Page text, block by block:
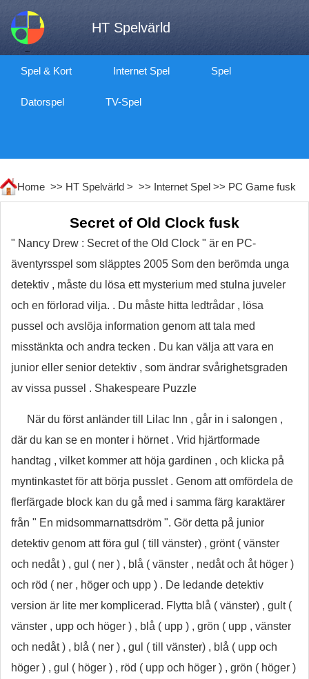
HT Spelvärld
Spel & Kort Internet Spel Spel
Datorspel TV-Spel
Home >> HT Spelvärld > >> Internet Spel >> PC Game fusk
Secret of Old Clock fusk
" Nancy Drew : Secret of the Old Clock " är en PC-
äventyrsspel som släpptes 2005 Som den berömda unga
detektiv , måste du lösa ett mysterium med stulna juveler
och en förlorad vilja. . Du måste hitta ledtrådar , lösa
pussel och avslöja information genom att tala med
misstänkta och andra tecken . Du kan välja att vara en
junior eller senior detektiv , som ändrar svårighetsgraden
av vissa pussel . Shakespeare Puzzle
När du först anländer till Lilac Inn , går in i salongen ,
där du kan se en monter i hörnet . Vrid hjärtformade
handtag , vilket kommer att höja gardinen , och klicka på
myntinkastet för att börja pusslet . Genom att omfördela de
flerfärgade block kan du gå med i samma färg karaktärer
från " En midsommarnattsdröm ". Gör detta på junior
detektiv genom att föra gul ( till vänster) , grönt ( vänster
och nedåt ) , gul ( ner ) , blå ( vänster , nedåt och åt höger )
och röd ( ner , höger och upp ) . De ledande detektiv
version är lite mer komplicerad. Flytta blå ( vänster) , gult (
vänster , upp och höger ) , blå ( upp ) , grön ( upp , vänster
och nedåt ) , blå ( ner ) , gul ( till vänster) , blå ( upp och
höger ) , gul ( höger ) , röd ( upp och höger ) , grön ( höger )